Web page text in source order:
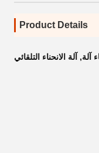
Product Details
آلة, آلة الانحناء التلقائي